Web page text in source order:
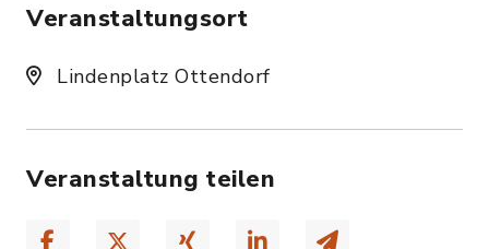
Veranstaltungsort
Lindenplatz Ottendorf
Veranstaltung teilen